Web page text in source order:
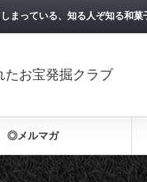
まっている、知る人ぞ知る和
たお宝発掘クラブ
◎メルマガ